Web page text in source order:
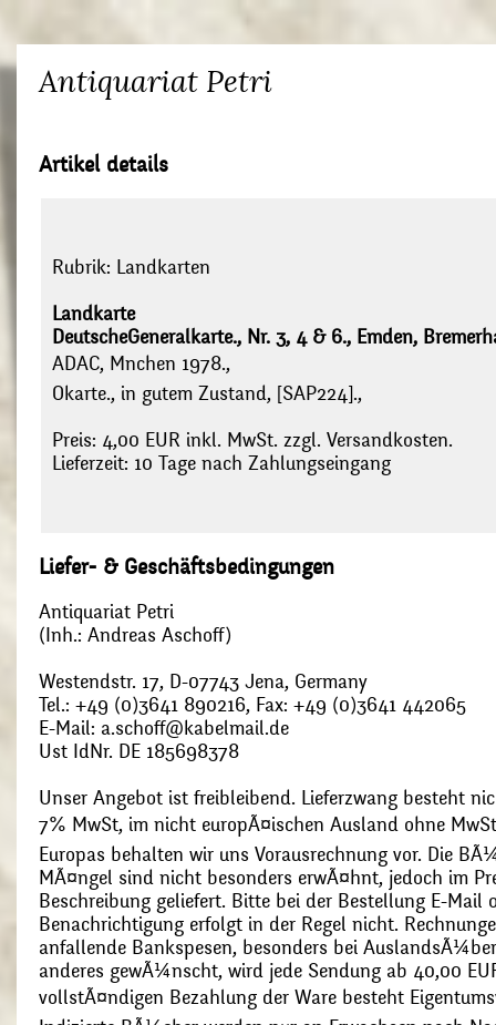
Antiquariat Petri
Artikel details
Rubrik: Landkarten
Landkarte
DeutscheGeneralkarte., Nr. 3, 4 & 6., Emden,
ADAC, Mnchen 1978.,
Okarte., in gutem Zustand, [SAP224].,
Preis: 4,00 EUR inkl. MwSt. zzgl. Versandkosten.
Lieferzeit: 10 Tage nach Zahlungseingang
Liefer- & Geschäftsbedingungen
Antiquariat Petri
(Inh.: Andreas Aschoff)
Westendstr. 17, D-07743 Jena, Germany
Tel.: +49 (0)3641 890216, Fax: +49 (0)3641 442065
E-Mail: a.schoff@kabelmail.de
Ust IdNr. DE 185698378
Unser Angebot ist freibleibend. Lieferzwang besteht
7% MwSt, im nicht europÃ¤ischen Ausland ohne
Europas behalten wir uns Vorausrechnung vor. Die
MÃ¤ngel sind nicht besonders erwÃ¤hnt, jedoch im
Beschreibung geliefert. Bitte bei der Bestellung E-Mail
Benachrichtigung erfolgt in der Regel nicht.
anfallende Bankspesen, besonders bei
anderes gewÃ¼nscht, wird jede Sendung ab 40,00
vollstÃ¤ndigen Bezahlung der Ware besteht